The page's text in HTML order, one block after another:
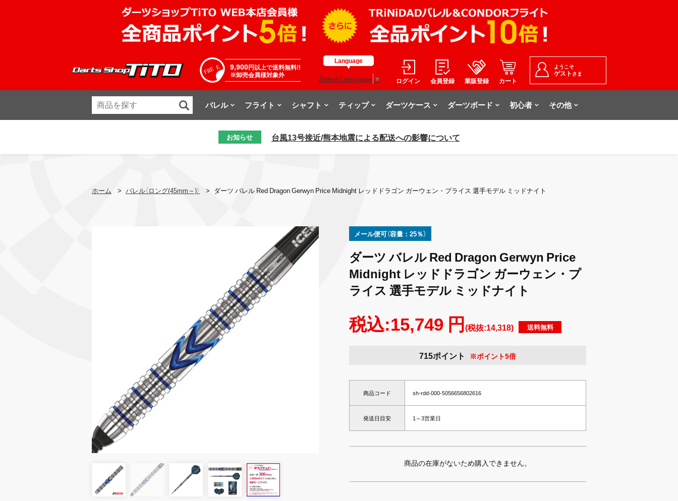
9,900円以上で送料無料!!
※卸売会員様対象外
Language
Select Language ▼ ログイン 会員登録 業販登録 カート
ようこそ
ゲスト さま
バレル フライト シャフト ティップ ダーツケース ダーツボード 初心者 その他
お知らせ 台風13号接近/熊本地震による配送への影響について
ホーム > バレル（ロング(45mm～)） > ダーツ バレル Red Dragon Gerwyn Price Midnight レッドドラゴン ガーウェン・プライス 選手モデル ミッドナイト
メール便可（容量：25％）
ダーツ バレル Red Dragon Gerwyn Price
Midnight レッドドラゴン ガーウェン・プ
ライス 選手モデル ミッドナイト
税込:15,749 円(税抜:14,318) 送料無料
715ポイント ※ポイント5倍
商品コード sh-rdd-000-5056656802616
発送日目安 1～3営業日
商品の在庫がないため購入できません。